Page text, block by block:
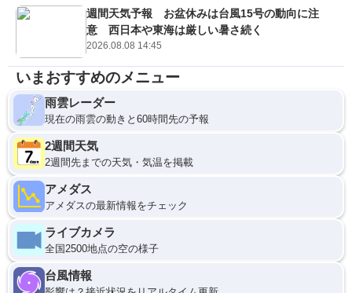
週間天気予報 お盆休みは台風15号の動向に注
意 西日本や東海は厳しい暑さ続く
2026.08.08 14:45
いまおすすめのメニュー
雨雲レーダー
現在の雨雲の動きと60時間先の予報
2週間天気
2週間先までの天気・気温を掲載
アメダス
アメダスの最新情報をチェック
ライブカメラ
全国2500地点の空の様子
台風情報